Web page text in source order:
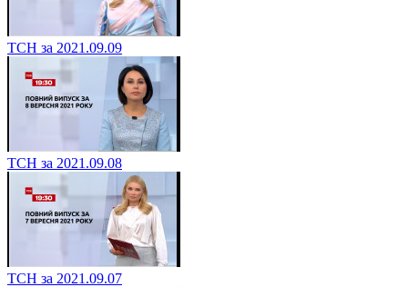
ТСН за 2021.09.09
ТСН за 2021.09.08
ТСН за 2021.09.07